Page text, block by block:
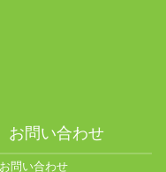
お問い合わせ
お問い合わせ